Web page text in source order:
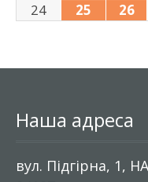
24
25 26
Наша адреса
вул. Підгірна, 1,